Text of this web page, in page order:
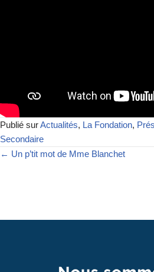
Publié surActualités, La Fondation,
Secondaire
← Un p’tit mot de Mme Blanchet